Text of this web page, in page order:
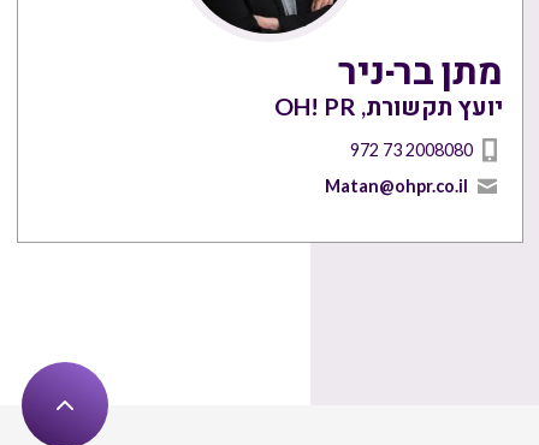
מתן בר-ניר
יועץ תקשורת, OH! PR
972 73 2008080
Matan@ohpr.co.il